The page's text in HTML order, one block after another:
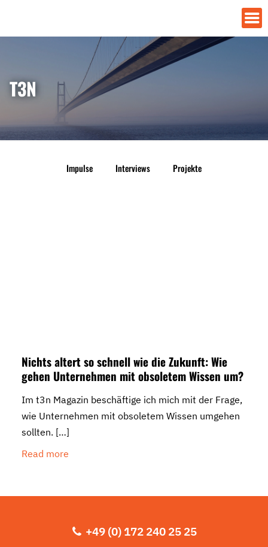
T3N
Impulse Interviews Projekte
Nichts altert so schnell wie die Zukunft: Wie
gehen Unternehmen mit obsoletem Wissen um?
Im t3n Magazin beschäftige ich mich mit der Frage,
wie Unternehmen mit obsoletem Wissen umgehen
sollten. […]
Read more
+49 (0) 172 240 25 25